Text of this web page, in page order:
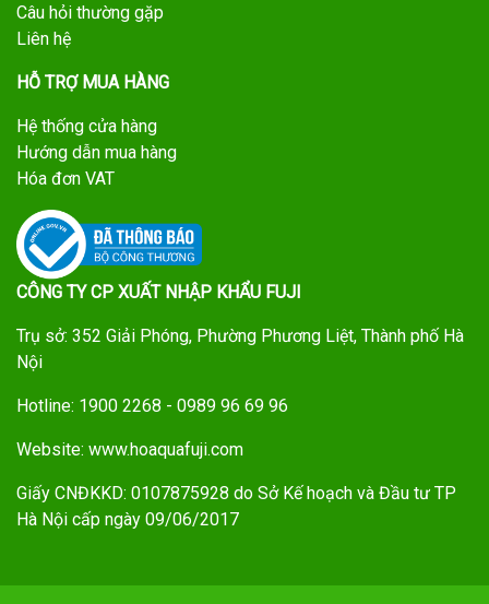
Câu hỏi thường gặp
Liên hệ
HỖ TRỢ MUA HÀNG
Hệ thống cửa hàng
Hướng dẫn mua hàng
Hóa đơn VAT
CÔNG TY CP XUẤT NHẬP KHẨU FUJI
Trụ sở: 352 Giải Phóng, Phường Phương Liệt, Thành phố Hà
Nội
Hotline: 1900 2268 - 0989 96 69 96
Website: www.hoaquafuji.com
Giấy CNĐKKD: 0107875928 do Sở Kế hoạch và Đầu tư TP
Hà Nội cấp ngày 09/06/2017